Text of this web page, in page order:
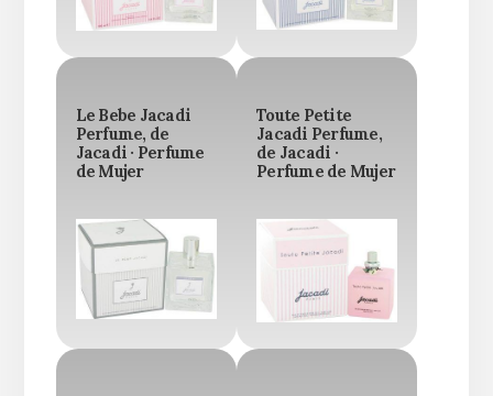
Le Bebe Jacadi
Perfume, de
Jacadi · Perfume
de Mujer
Toute Petite
Jacadi Perfume,
de Jacadi ·
Perfume de Mujer